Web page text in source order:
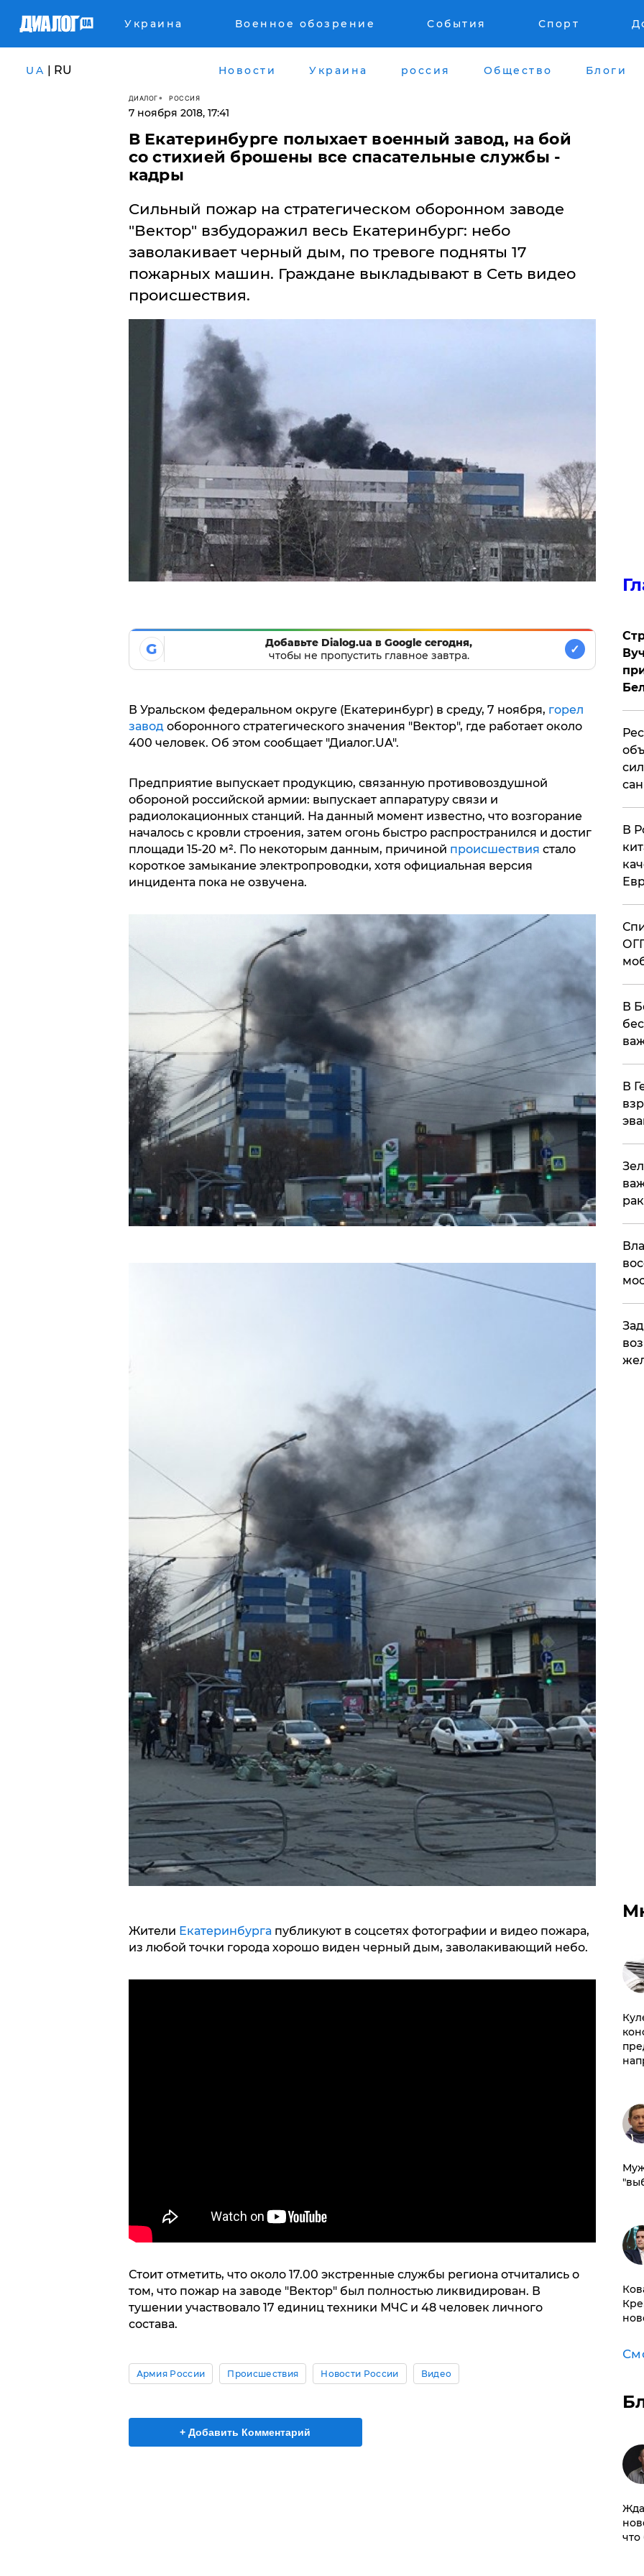
Украина Военное обозрение События Спорт
UA | RU Новости Украина россия Общество Блоги
ДИАЛОГ РОССИЯ
7 ноября 2018, 17:41
В Екатеринбурге полыхает военный завод, на бой
со стихией брошены все спасательные службы -
кадры
Сильный пожар на стратегическом оборонном заводе
"Вектор" взбудоражил весь Екатеринбург: небо
заволакивает черный дым, по тревоге подняты 17
пожарных машин. Граждане выкладывают в Сеть видео
происшествия.
G
Добавьте Dialog.ua в Google сегодня,
чтобы не пропустить главное завтра.
✓
В Уральском федеральном округе (Екатеринбург) в среду, 7 ноября, горел
заводоборонного стратегического значения "Вектор", где работает около
400 человек. Об этом сообщает "Диалог.UA".
Предприятие выпускает продукцию, связанную противовоздушной
обороной российской армии: выпускает аппаратуру связи и
радиолокационных станций. На данный момент известно, что возгорание
началось с кровли строения, затем огонь быстро распространился и достиг
площади 15-20 м². По некоторым данным, причиной происшествия стало
короткое замыкание электропроводки, хотя официальная версия
инцидента пока не озвучена.
Жители Екатеринбургапубликуют в соцсетях фотографии и видео пожара,
из любой точки города хорошо виден черный дым, заволакивающий небо.
Стоит отметить, что около 17.00 экстренные службы региона отчитались о
том, что пожар на заводе "Вектор" был полностью ликвидирован. В
тушении участвовало 17 единиц техники МЧС и 48 человек личного
состава.
Армия России Происшествия Новости России Видео
+ Добавить Комментарий
В
В
В
что